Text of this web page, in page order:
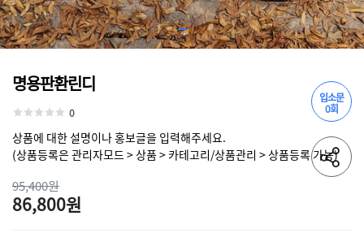
입소문
0회
명용판환린디
0
상품에 대한 설명이나 홍보글을 입력해주세요.
(상품등록은 관리자모드 > 상품 > 카테고리/상품관리 > 상품등록 가능)
95,400원
86,800원